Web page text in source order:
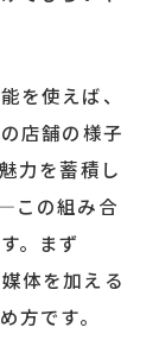
を使えば、
店舗の様子
力を蓄積し
この組み合
。まず
体を加える
方です。